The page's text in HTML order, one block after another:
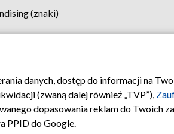
(znaki)
Kontakt
danych, dostęp do informacji na
(zwaną dalej również „TVP”),
dopasowania reklam do Twoich
PPID do Google.